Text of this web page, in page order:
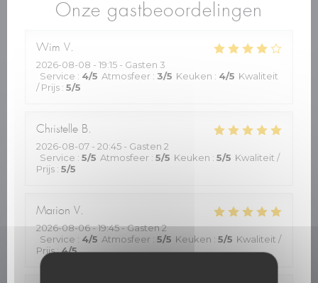
Onze gastbeoordelingen
Wim V
2026-08-08 - 19:15 - Gasten 3
Service : 4/5 Atmosfeer : 3/5 Keuken : 4/5 Kwaliteit
/ Prijs : 5/5
Christelle B
2026-08-07 - 20:45 - Gasten 2
Service : 5/5 Atmosfeer : 5/5 Keuken : 5/5 Kwaliteit /
Prijs : 5/5
Marion V
2026-08-06- 19:45 - Gasten 2
Service : 4/5 Atmosfeer : 5/5 Keuken : 5/5 Kwaliteit /
Prijs:4/5